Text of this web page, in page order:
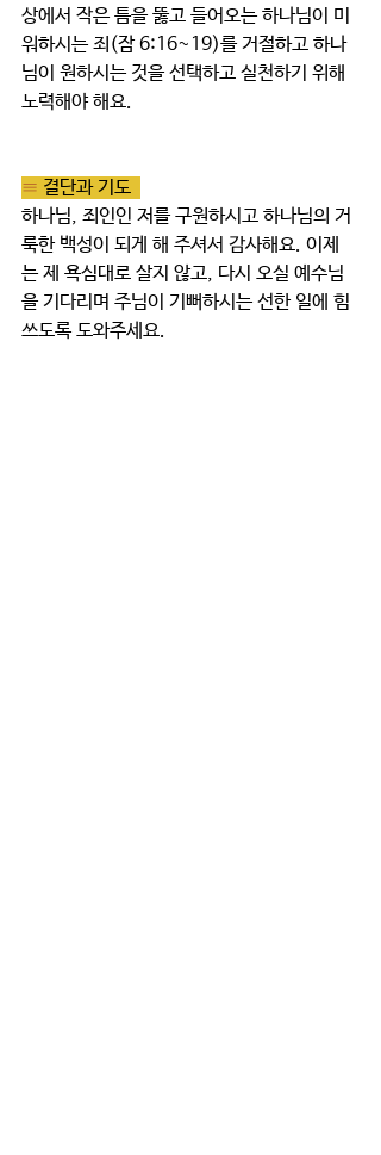
상에서 작은 틈을 뚫고 들어오는 하나님이 미
워하시는 죄(잠 6:16~19)를 거절하고 하나
님이 원하시는 것을 선택하고 실천하기 위해
노력해야 해요.
≡ 결단과 기도
하나님, 죄인인 저를 구원하시고 하나님의 거
룩한 백성이 되게 해 주셔서 감사해요. 이제
는 제 욕심대로 살지 않고, 다시 오실 예수님
을 기다리며 주님이 기뻐하시는 선한 일에 힘
쓰도록 도와주세요.